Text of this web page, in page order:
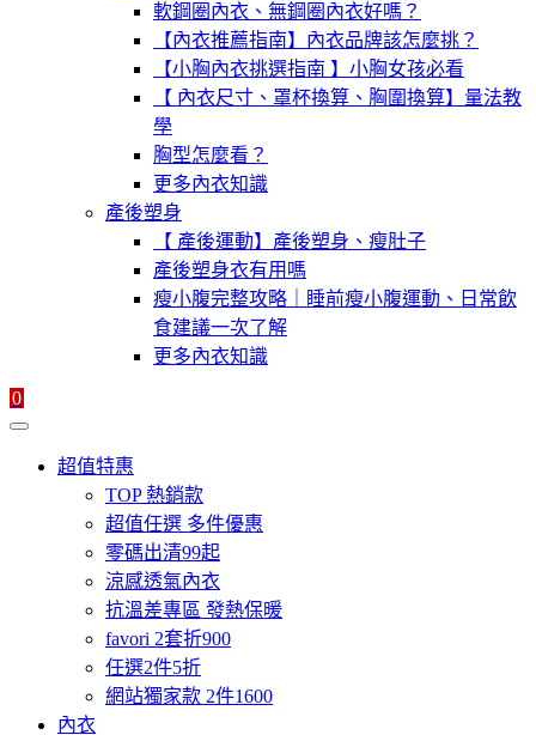
軟鋼圈內衣、無鋼圈內衣好嗎？
【內衣推薦指南】內衣品牌該怎麼挑？
【小胸內衣挑選指南 】小胸女孩必看
【 內衣尺寸、罩杯換算、胸圍換算】量法教
學
胸型怎麼看？
更多內衣知識
產後塑身
【 產後運動】產後塑身、瘦肚子
產後塑身衣有用嗎
瘦小腹完整攻略｜睡前瘦小腹運動、日常飲
食建議一次了解
更多內衣知識
0
超值特惠
TOP 熱銷款
超值任選 多件優惠
零碼出清99起
涼感透氣內衣
抗溫差專區 發熱保暖
favori 2套折900
任選2件5折
網站獨家款 2件1600
內衣